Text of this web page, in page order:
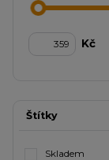
Kč
Štítky
Skladem